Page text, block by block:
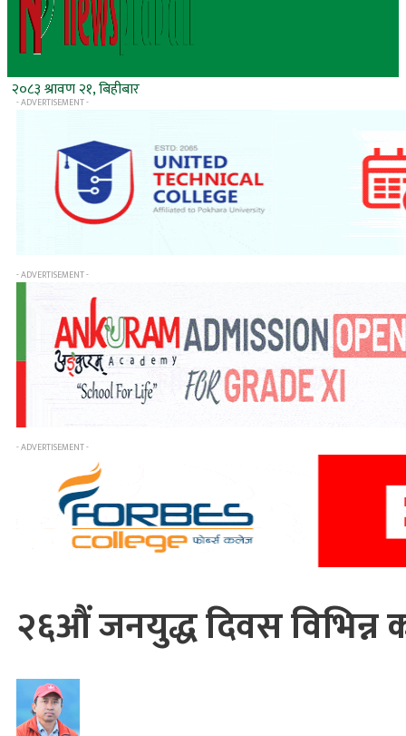
२०८३ श्रावण २१, बिहीबार
- ADVERTISEMENT -
- ADVERTISEMENT -
- ADVERTISEMENT -
२६औं जनयुद्ध दिवस विभिन्न